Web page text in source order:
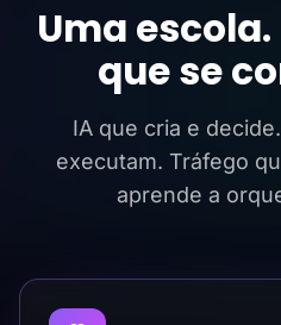
Uma escola.
que se
IA que cria e
executam. Tráfego
aprende a